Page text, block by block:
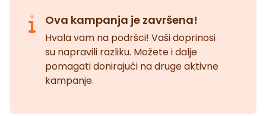
Ova kampanja je završena!
Hvala vam na podršci! Vaši doprinosi
su napravili razliku. Možete i dalje
pomagati donirajući na druge aktivne
kampanje.